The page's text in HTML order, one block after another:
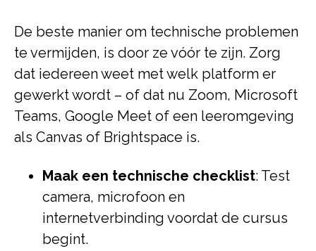
De beste manier om technische problemen
te vermijden, is door ze vóór te zijn. Zorg
dat iedereen weet met welk platform er
gewerkt wordt – of dat nu Zoom, Microsoft
Teams, Google Meet of een leeromgeving
als Canvas of Brightspace is.
Maak een technische checklist: Test
camera, microfoon en
internetverbinding voordat de cursus
begint.